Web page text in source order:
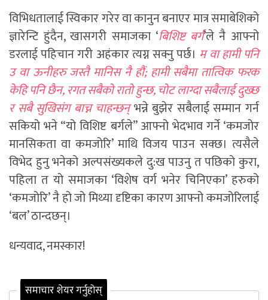
विभिधतालाई स्विकार गरेर वा कानुन बनाएर मात्र समाबेशिको
ज्ञारेन्टि हुंदैन, खासगरी समाजका ‘बिशिष्ट बर्ग’ले नै आफ्नो
डरलाई पहिचान गरी अहंकार त्यग्न सक्नु पर्छ। म वा हामी पनि
उ वा ऊनीहरु जस्तै मानिस नै हौं; हामी सबैमा तात्विक फरक
केहि पनि छैन, रगत सबैको रातो हुन्छ, चोट लाग्दा सबैलाई दुख्छ
र सबै सुखिसंग बाच्न चाहन्छन्भन्ने बुझेर सबैलाई सम्मान गर्न
सकियो भने “यो विशिष्ट बर्गले” आफ्नो भेदभाव गर्ने ‘कमजोर
मानसिकता वा कमजोरि’ माथि विजय पाउन सक्छ। त्यसैले
विभेद हुनु भनेको अल्पसंख्यकले दु:ख पाउनु त पछिको कुरा,
पहिला त यो समाजका ‘विशेष वर्ग भनेर चिनिएका’ हरुको
‘कमजोरि’ नै हो जो मिथ्या दृष्टिका कारण आफ्नो कमजोरिलाई
‘बल’ ठान्दछन्।
धन्यवाद, नमस्कार!
समाचार शेयर गर्नुहोस्